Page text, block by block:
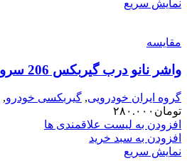
نمایش سریع
مقایسه
واشر نانو درب گیربکس 206 سروش صنعت (1010015)
گروه ایران خودرویی, گیربکسی خودرو,
تومان ۲۸۰.۰۰۰
افزودن به لیست علاقمندی ها
افزودن به سبد خرید
نمایش سریع